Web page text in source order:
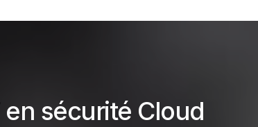
en sécurité Cloud